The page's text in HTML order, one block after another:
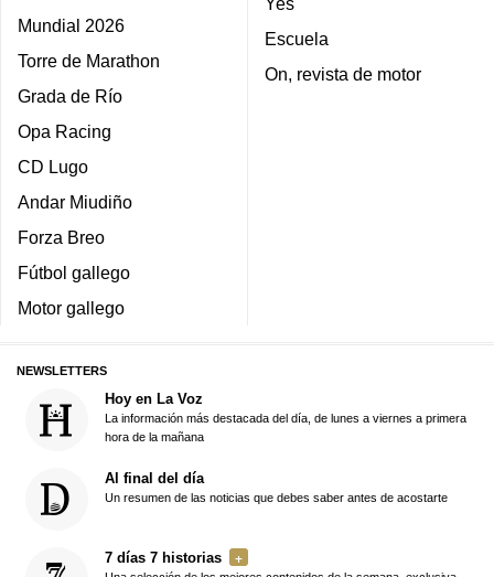
Mundial 2026
Torre de Marathon
Grada de Río
Opa Racing
CD Lugo
Andar Miudiño
Forza Breo
Fútbol gallego
Motor gallego
Escuela
On, revista de motor
NEWSLETTERS
Hoy en La Voz
La información más destacada del día, de lunes a viernes a primera
hora de la mañana
Al final del día
Un resumen de las noticias que debes saber antes de acostarte
7 días 7 historias